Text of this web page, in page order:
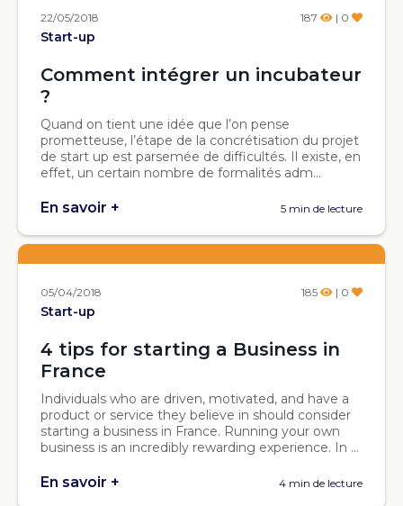
22/05/2018 187 | 0
Start-up
Comment intégrer un incubateur
?
Quand on tient une idée que l’on pense
prometteuse, l’étape de la concrétisation du projet
de start up est parsemée de difficultés. Il existe, en
effet, un certain nombre de formalités adm...
En savoir + 5 min de lecture
05/04/2018 185 | 0
Start-up
4 tips for starting a Business in
France
Individuals who are driven, motivated, and have a
product or service they believe in should consider
starting a business in France. Running your own
business is an incredibly rewarding experience. In ...
En savoir + 4 min de lecture